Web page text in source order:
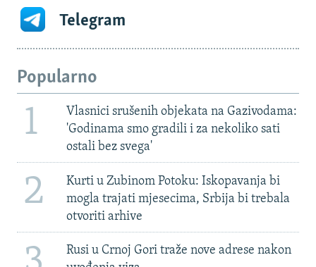
Telegram
Popularno
1
Vlasnici srušenih objekata na Gazivodama:
'Godinama smo gradili i za nekoliko sati
ostali bez svega'
2
Kurti u Zubinom Potoku: Iskopavanja bi
mogla trajati mjesecima, Srbija bi trebala
otvoriti arhive
Rusi u Crnoj Gori traže nove adrese nakon